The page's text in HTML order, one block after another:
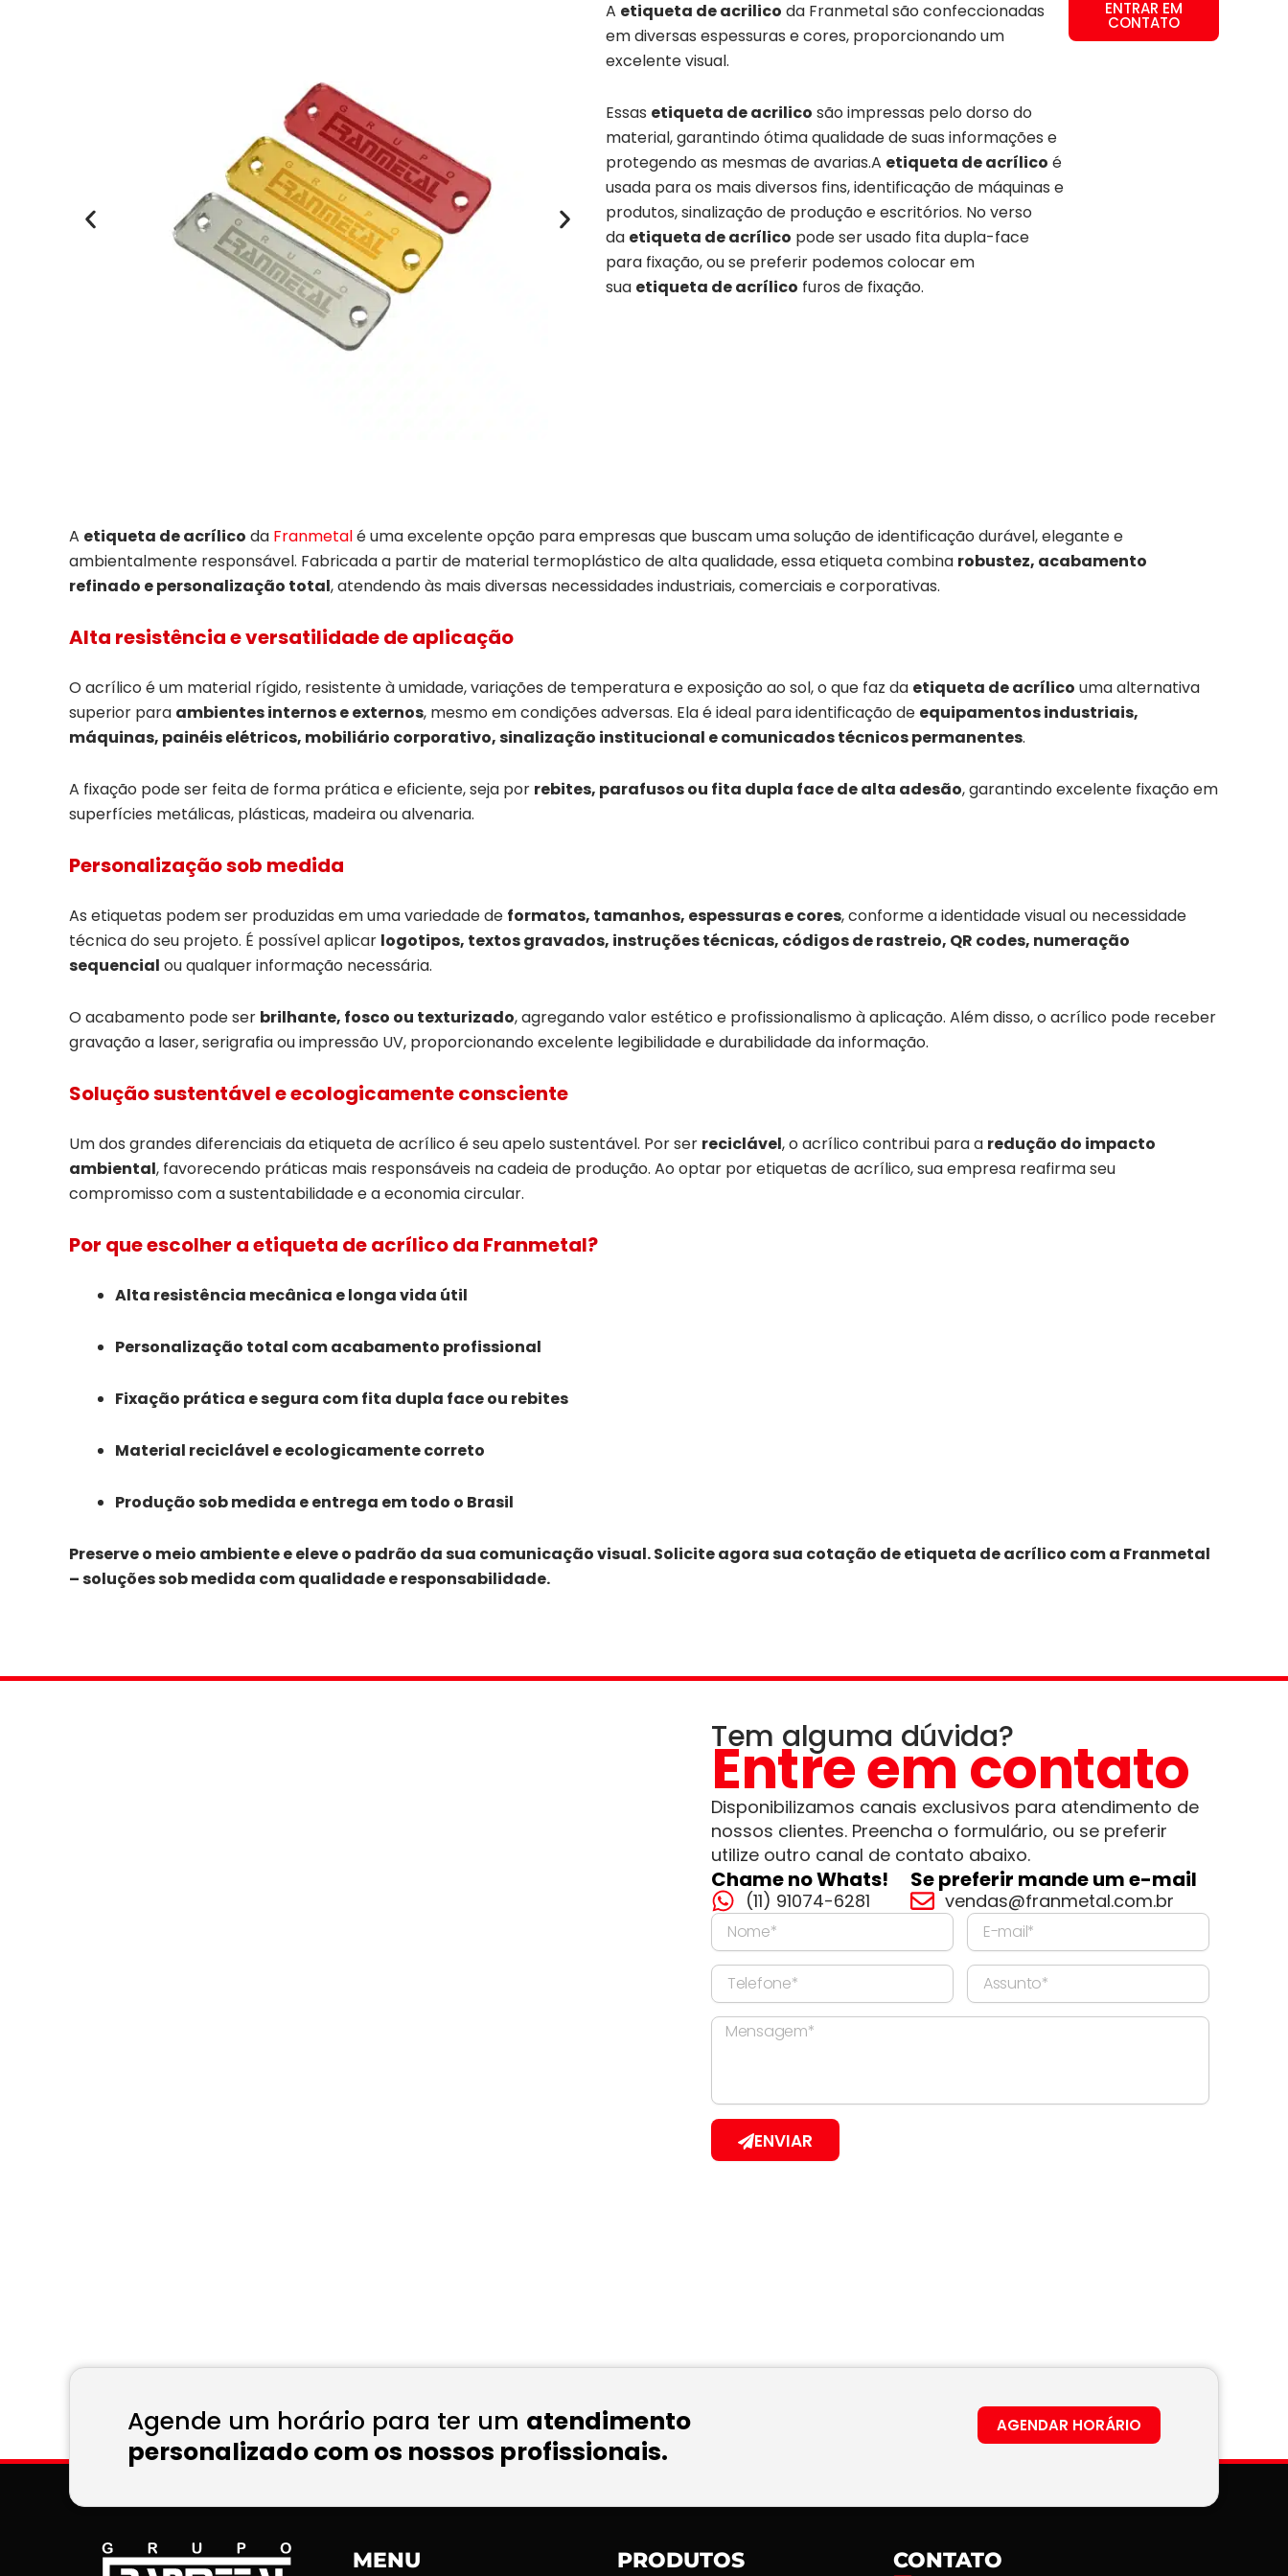
A etiqueta de acrilico da Franmetal são confeccionadas
em diversas espessuras e cores, proporcionando um
excelente visual.
Essas etiqueta de acrilico são impressas pelo dorso do
material, garantindo ótima qualidade de suas informações e
protegendo as mesmas de avarias.A etiqueta de acrílico é
usada para os mais diversos fins, identificação de máquinas e
produtos, sinalização de produção e escritórios. No verso
da etiqueta de acrílico pode ser usado fita dupla-face
para fixação, ou se preferir podemos colocar em
sua etiqueta de acrílico furos de fixação.
ENTRAR EM
CONTATO
A etiqueta de acrílico da Franmetalé uma excelente opção para empresas que buscam uma solução de identificação durável, elegante e
ambientalmente responsável. Fabricada a partir de material termoplástico de alta qualidade, essa etiqueta combina robustez, acabamento
refinado e personalização total, atendendo às mais diversas necessidades industriais, comerciais e corporativas.
Alta resistência e versatilidade de aplicação
O acrílico é um material rígido, resistente à umidade, variações de temperatura e exposição ao sol, o que faz da etiqueta de acrílico uma alternativa
superior para ambientes internos e externos, mesmo em condições adversas. Ela é ideal para identificação de equipamentos industriais,
máquinas, painéis elétricos, mobiliário corporativo, sinalização institucional e comunicados técnicos permanentes.
A fixação pode ser feita de forma prática e eficiente, seja por rebites, parafusos ou fita dupla face de alta adesão, garantindo excelente fixação em
superfícies metálicas, plásticas, madeira ou alvenaria.
Personalização sob medida
As etiquetas podem ser produzidas em uma variedade de formatos, tamanhos, espessuras e cores, conforme a identidade visual ou necessidade
técnica do seu projeto. É possível aplicar logotipos, textos gravados, instruções técnicas, códigos de rastreio, QR codes, numeração
sequencial ou qualquer informação necessária.
O acabamento pode ser brilhante, fosco ou texturizado, agregando valor estético e profissionalismo à aplicação. Além disso, o acrílico pode receber
gravação a laser, serigrafia ou impressão UV, proporcionando excelente legibilidade e durabilidade da informação.
Solução sustentável e ecologicamente consciente
Um dos grandes diferenciais da etiqueta de acrílico é seu apelo sustentável. Por ser reciclável, o acrílico contribui para a redução do impacto
ambiental, favorecendo práticas mais responsáveis na cadeia de produção. Ao optar por etiquetas de acrílico, sua empresa reafirma seu
compromisso com a sustentabilidade e a economia circular.
Por que escolher a etiqueta de acrílico da Franmetal?
Alta resistência mecânica e longa vida útil
Personalização total com acabamento profissional
Fixação prática e segura com fita dupla face ou rebites
Material reciclável e ecologicamente correto
Produção sob medida e entrega em todo o Brasil
Preserve o meio ambiente e eleve o padrão da sua comunicação visual. Solicite agora sua cotação de etiqueta de acrílico com a Franmetal
– soluções sob medida com qualidade e responsabilidade.
Tem alguma dúvida?
Entre em contato
Disponibilizamos canais exclusivos para atendimento de
nossos clientes. Preencha o formulário, ou se preferir
utilize outro canal de contato abaixo.
Chame no Whats!
(11) 91074-6281
Se preferir mande um e-mail
vendas@franmetal.com.br
Nome
E-
mail
Telefone
Assunto
Mensagem
ENVIAR
Agende um horário para ter um atendimento
personalizado com os nossos profissionais.
AGENDAR HORÁRIO
MENU PRODUTOS CONTATO